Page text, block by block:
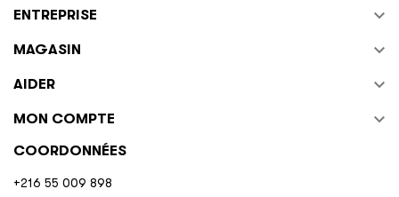
ENTREPRISE 
MAGASIN 
AIDER 
MON COMPTE 
COORDONNÉES
+216 55 009 898